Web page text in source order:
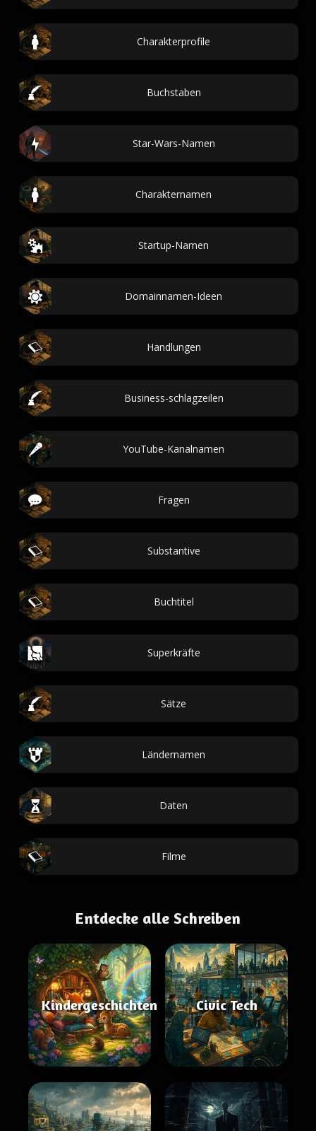
Charakterprofile
Buchstaben
Star-Wars-Namen
Charakternamen
Startup-Namen
Domainnamen-Ideen
Handlungen
Business-schlagzeilen
YouTube-Kanalnamen
Fragen
Substantive
Buchtitel
Superkräfte
Sätze
Ländernamen
Daten
Filme
Entdecke alle Schreiben
Kindergeschichten Civic Tech